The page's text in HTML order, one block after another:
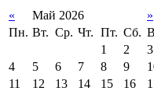
« Май 2026
»
Пн. Вт. Ср. Чт. Пт. Сб.
1
2
3
4
5 6 7 8 9
11
12 13 14 15 16